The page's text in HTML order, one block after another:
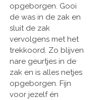
opgeborgen. Gooi
de was in de zak en
sluit de zak
vervolgens met het
trekkoord. Zo blijven
nare geurtjes in de
zak en is alles netjes
opgeborgen. Fijn
voor jezelf én